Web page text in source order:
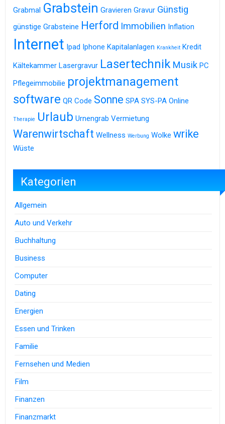
Grabmal Grabstein Gravieren Gravur Günstig
günstige Grabsteine Herford Immobilien Inflation
Internet Ipad Iphone Kapitalanlagen Krankheit Kredit
Kältekammer Lasergravur Lasertechnik Musik PC
Pflegeimmobilie projektmanagement
software QR Code Sonne SPA SYS-PA Online
Therapie Urlaub Urnengrab Vermietung
Warenwirtschaft Wellness Werbung Wolke wrike
Wüste
Kategorien
Allgemein
Auto und Verkehr
Buchhaltung
Business
Computer
Dating
Energien
Essen und Trinken
Familie
Fernsehen und Medien
Film
Finanzen
Finanzmarkt